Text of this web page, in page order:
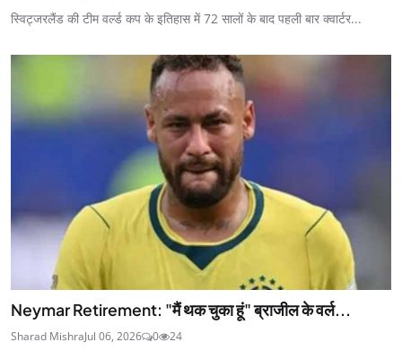
स्विट्जरलैंड की टीम वर्ल्ड कप के इतिहास में 72 सालों के बाद पहली बार क्वार्टर...
Neymar Retirement: "मैं थक चुका हूं" ब्राजील के वर्ल...
Sharad MishraJul 06, 2026 0 24